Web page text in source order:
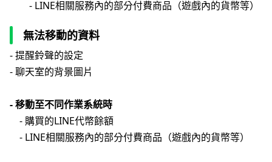
- LINE相關服務內的部分付費商品（遊戲內的貨幣等）
無法移動的資料
- 提醒鈴聲的設定
- 聊天室的背景圖片
- 移動至不同作業系統時
- 購買的LINE代幣餘額
- LINE相關服務內的部分付費商品（遊戲內的貨幣等）